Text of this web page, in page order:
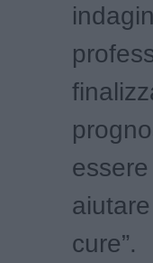
cure”.